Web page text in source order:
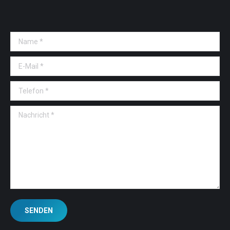
Name *
E-Mail *
Telefon *
Nachricht *
SENDEN